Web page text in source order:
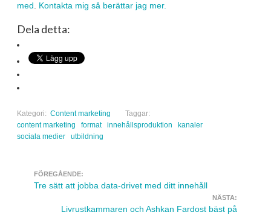
med. Kontakta mig så berättar jag mer.
Dela detta:
Kategori: Content marketing
Taggar:
content marketing
format innehållsproduktion
kanaler
sociala medier
utbildning
Navigera inlägg
FÖREGÅENDE:
Tre sätt att jobba data-drivet med ditt innehåll
NÄSTA:
Livrustkammaren och Ashkan Fardost bäst på